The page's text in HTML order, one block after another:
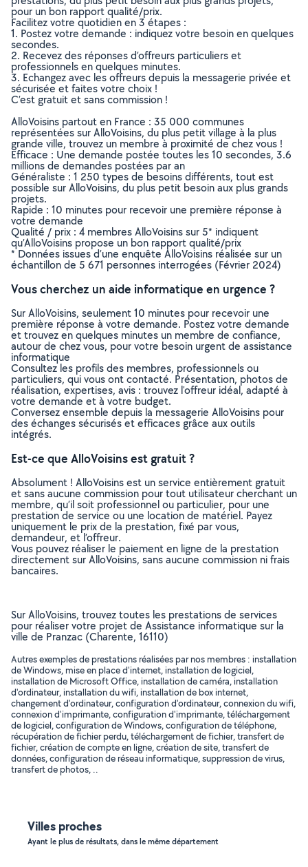
pour un bon rapport qualité/prix.
Facilitez votre quotidien en 3 étapes :
1. Postez votre demande : indiquez votre besoin en quelques
secondes.
2. Recevez des réponses d’offreurs particuliers et
professionnels en quelques minutes.
3. Echangez avec les offreurs depuis la messagerie privée et
sécurisée et faites votre choix !
C’est gratuit et sans commission !
AlloVoisins partout en France : 35 000 communes
représentées sur AlloVoisins, du plus petit village à la plus
grande ville, trouvez un membre à proximité de chez vous !
Efficace : Une demande postée toutes les 10 secondes, 3.6
millions de demandes postées par an
Généraliste : 1 250 types de besoins différents, tout est
possible sur AlloVoisins, du plus petit besoin aux plus grands
projets.
Rapide : 10 minutes pour recevoir une première réponse à
votre demande
Qualité / prix : 4 membres AlloVoisins sur 5* indiquent
qu’AlloVoisins propose un bon rapport qualité/prix
* Données issues d’une enquête AlloVoisins réalisée sur un
échantillon de 5 671 personnes interrogées (Février 2024)
Vous cherchez un aide informatique en urgence ?
Sur AlloVoisins, seulement 10 minutes pour recevoir une
première réponse à votre demande. Postez votre demande
et trouvez en quelques minutes un membre de confiance,
autour de chez vous, pour votre besoin urgent de assistance
informatique
Consultez les profils des membres, professionnels ou
particuliers, qui vous ont contacté. Présentation, photos de
réalisation, expertises, avis : trouvez l'offreur idéal, adapté à
votre demande et à votre budget.
Conversez ensemble depuis la messagerie AlloVoisins pour
des échanges sécurisés et efficaces grâce aux outils
intégrés.
Est-ce que AlloVoisins est gratuit ?
Absolument ! AlloVoisins est un service entièrement gratuit
et sans aucune commission pour tout utilisateur cherchant un
membre, qu’il soit professionnel ou particulier, pour une
prestation de service ou une location de matériel. Payez
uniquement le prix de la prestation, fixé par vous,
demandeur, et l’offreur.
Vous pouvez réaliser le paiement en ligne de la prestation
directement sur AlloVoisins, sans aucune commission ni frais
bancaires.
Sur AlloVoisins, trouvez toutes les prestations de services
pour réaliser votre projet de Assistance informatique sur la
ville de Pranzac (Charente, 16110)
Autres exemples de prestations réalisées par nos membres : installation
de Windows, mise en place d'internet, installation de logiciel,
installation de Microsoft Office, installation de caméra, installation
d'ordinateur, installation du wifi, installation de box internet,
changement d'ordinateur, configuration d'ordinateur, connexion du wifi,
connexion d'imprimante, configuration d'imprimante, téléchargement
de logiciel, configuration de Windows, configuration de téléphone,
récupération de fichier perdu, téléchargement de fichier, transfert de
fichier, création de compte en ligne, création de site, transfert de
données, configuration de réseau informatique, suppression de virus,
transfert de photos, ..
Villes proches
Ayant le plus de résultats, dans le même département